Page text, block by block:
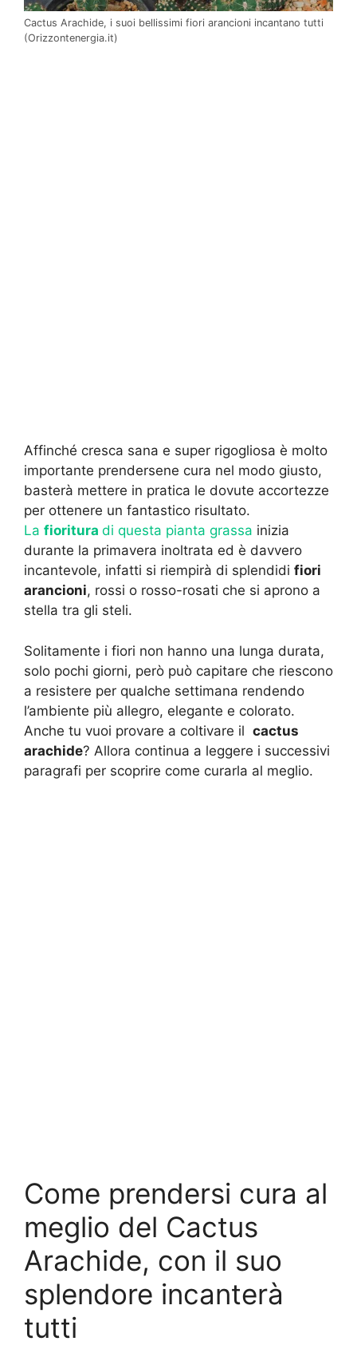
Cactus Arachide, i suoi bellissimi fiori arancioni incantano tutti
(Orizzontenergia.it)
Affinché cresca sana e super rigogliosa è molto
importante prendersene cura nel modo giusto,
basterà mettere in pratica le dovute accortezze
per ottenere un fantastico risultato.
La fioritura di questa pianta grassa inizia
durante la primavera inoltrata ed è davvero
incantevole, infatti si riempirà di splendidi fiori
arancioni, rossi o rosso-rosati che si aprono a
stella tra gli steli.
Solitamente i fiori non hanno una lunga durata,
solo pochi giorni, però può capitare che riescono
a resistere per qualche settimana rendendo
l’ambiente più allegro, elegante e colorato.
Anche tu vuoi provare a coltivare il cactus
arachide? Allora continua a leggere i successivi
paragrafi per scoprire come curarla al meglio.
Come prendersi cura al
meglio del Cactus
Arachide, con il suo
splendore incanterà
tutti